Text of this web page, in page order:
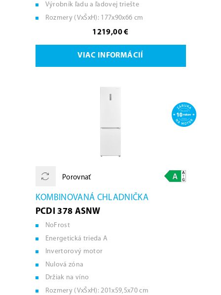
Výrobník ľadu a ľadovej triešte
Rozmery (VxŠxH): 177x90x66 cm
1219,00 €
VIAC INFORMÁCIÍ
Porovnať
KOMBINOVANÁ CHLADNIČKA
PCDI 378 ASNW
NoFrost
Energetická trieda A
Invertorový motor
Nulová zóna
Držiak na víno
Rozmery (VxŠxH): 201x59,5x70 cm